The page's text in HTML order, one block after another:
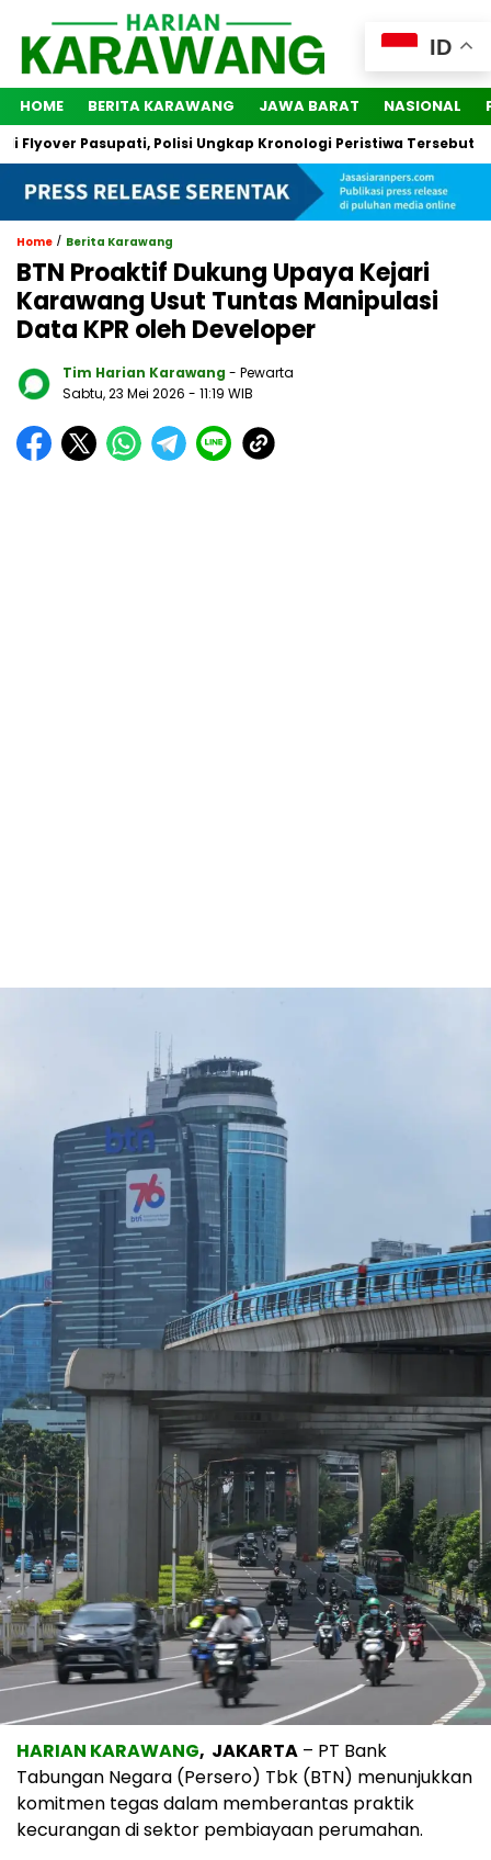
HOME BERITA KARAWANG JAWA BARAT NASIONAL
Pasupati, Polisi Ungkap Kronologi Peristiwa Tersebut
Home / Berita Karawang
BTN Proaktif Dukung Upaya Kejari
Karawang Usut Tuntas Manipulasi
Data KPR oleh Developer
Tim Harian Karawang - Pewarta
Sabtu, 23 Mei 2026 - 11:19 WIB
​HARIAN KARAWANG, JAKARTA – PT Bank
Tabungan Negara (Persero) Tbk (BTN) menunjukkan
komitmen tegas dalam memberantas praktik
kecurangan di sektor pembiayaan perumahan.
ID